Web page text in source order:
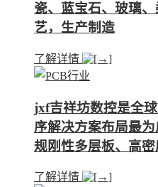
瓷、蓝宝石、玻璃
艺，生产制造
了解详情
jxf吉祥坊数控是全
序解决方案布局最
规刚性多层板、高
了解详情